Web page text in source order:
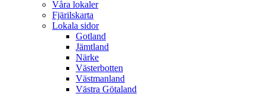
Våra lokaler
Fjärilskarta
Lokala sidor
Gotland
Jämtland
Närke
Västerbotten
Västmanland
Västra Götaland